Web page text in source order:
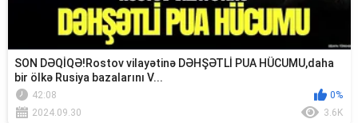
SON DƏQİQƏ!Rostov vilayətinə DƏHŞƏTLİ PUA HÜCUMU,daha
bir ölkə Rusiya bazalarını V...
42:08
0%
2024.09.30
3.6K